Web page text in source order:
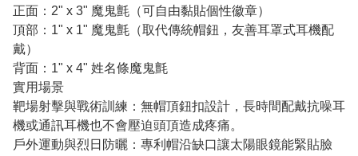
正面：2" x 3" 魔鬼氈（可自由黏貼個性徽章）
頂部：1" x 1" 魔鬼氈（取代傳統帽鈕，友善耳罩式耳機配
戴）
背面：1" x 4" 姓名條魔鬼氈
實用場景
靶場射擊與戰術訓練：無帽頂鈕扣設計，長時間配戴抗噪耳
機或通訊耳機也不會壓迫頭頂造成疼痛。
戶外運動與烈日防曬：專利帽沿缺口讓太陽眼鏡能緊貼臉